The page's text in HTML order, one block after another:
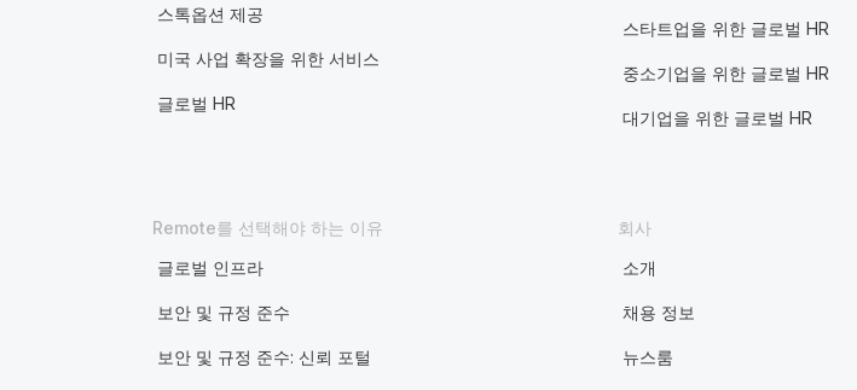
스톡옵션 제공
미국 사업 확장을 위한 서비스
글로벌 HR
스타트업을 위한 글로벌 HR
중소기업을 위한 글로벌 HR
대기업을 위한 글로벌 HR
Remote를 선택해야 하는 이유
글로벌 인프라
보안 및 규정 준수
보안 및 규정 준수: 신뢰 포털
회사
소개
채용 정보
뉴스룸